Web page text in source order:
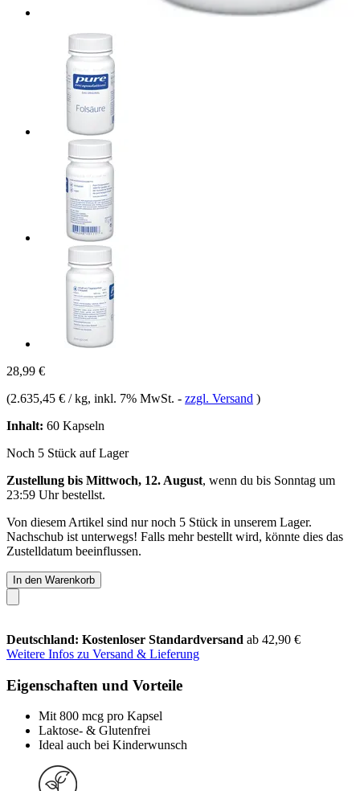
28,99 €
(2.635,45 € / kg, inkl. 7% MwSt. - zzgl. Versand )
Inhalt: 60 Kapseln
Noch 5 Stück auf Lager
Zustellung bis Mittwoch, 12. August, wenn du bis Sonntag um
23:59 Uhrbestellst.
Von diesem Artikel sind nur noch 5 Stück in unserem Lager.
Nachschub ist unterwegs! Falls mehr bestellt wird, könnte dies das
Zustelldatum beeinflussen.
In den Warenkorb
Deutschland: Kostenloser Standardversand ab 42,90 €
Weitere Infos zu Versand & Lieferung
Eigenschaften und Vorteile
Mit 800 mcg pro Kapsel
Laktose- & Glutenfrei
Ideal auch bei Kinderwunsch